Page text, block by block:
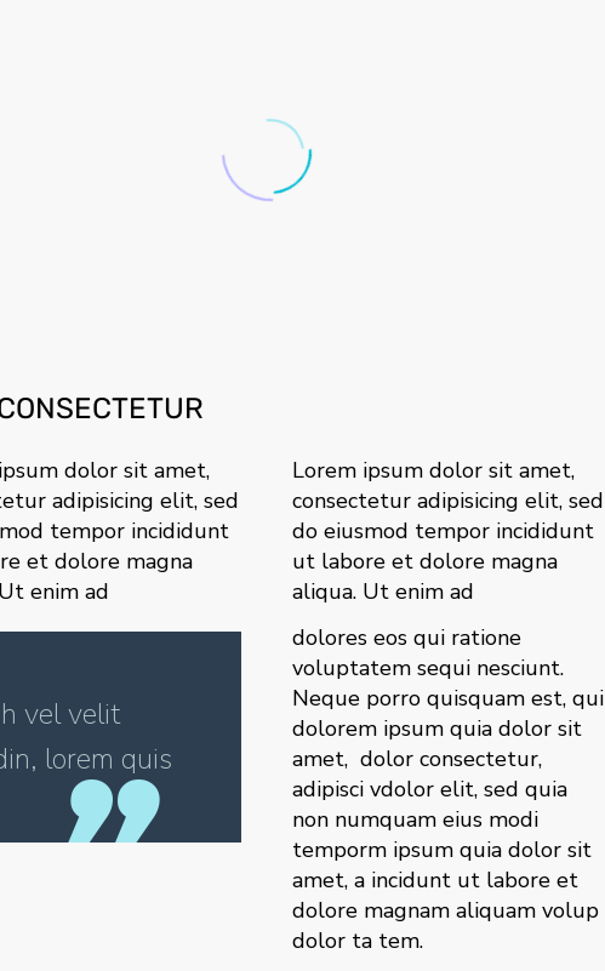
dolor sit amet,
adipisicing elit, sed
tempor incididunt
et dolore magna
enim ad
Lorem ipsum dolor sit amet,
consectetur adipisicing elit, sed
do eiusmod tempor incididunt
ut labore et dolore magna
aliqua. Ut enim ad
vel velit
lorem quis
dolores eos qui ratione
voluptatem sequi nesciunt.
Neque porro quisquam est, qui
dolorem ipsum quia dolor sit
amet, dolor consectetur,
adipisci vdolor elit, sed quia
non numquam eius modi
temporm ipsum quia dolor sit
amet, a incidunt ut labore et
dolore magnam aliquam volup
dolor ta tem.